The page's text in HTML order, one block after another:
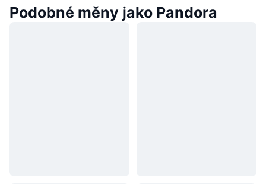
Podobné měny jako Pandora